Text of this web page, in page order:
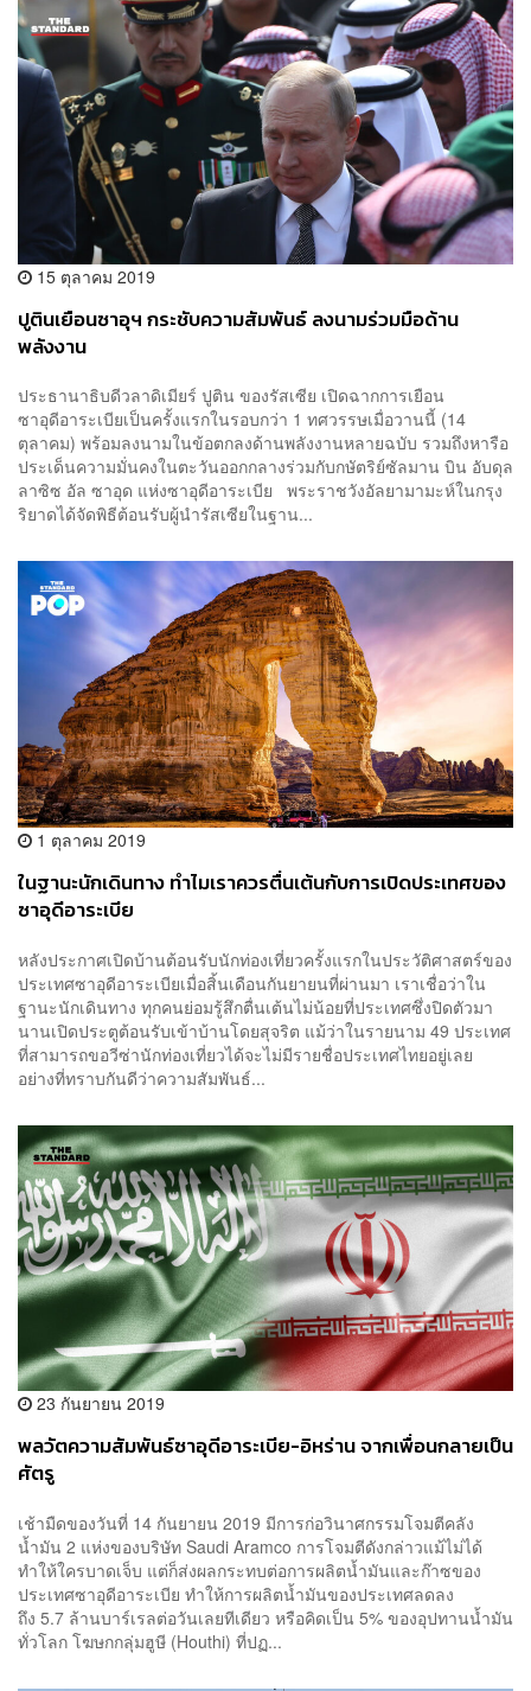
15 ตุลาคม 2019
ปูตินเยือนซาอุฯ กระชับความสัมพันธ์ ลงนามร่วมมือด้าน
พลังงาน
ประธานาธิบดีวลาดิเมียร์ ปูติน ของรัสเซีย เปิดฉากการเยือน
ซาอุดีอาระเบียเป็นครั้งแรกในรอบกว่า 1 ทศวรรษเมื่อวานนี้ (14
ตุลาคม) พร้อมลงนามในข้อตกลงด้านพลังงานหลายฉบับ รวมถึงหารือ
ประเด็นความมั่นคงในตะวันออกกลางร่วมกับกษัตริย์ซัลมาน บิน อับดุล
ลาซิซ อัล ซาอุด แห่งซาอุดีอาระเบีย พระราชวังอัลยามามะห์ในกรุง
ริยาดได้จัดพิธีต้อนรับผู้นำรัสเซียในฐาน...
1 ตุลาคม 2019
ในฐานะนักเดินทาง ทำไมเราควรตื่นเต้นกับการเปิดประเทศของ
ซาอุดีอาระเบีย
หลังประกาศเปิดบ้านต้อนรับนักท่องเที่ยวครั้งแรกในประวัติศาสตร์ของ
ประเทศซาอุดีอาระเบียเมื่อสิ้นเดือนกันยายนที่ผ่านมา เราเชื่อว่าใน
ฐานะนักเดินทาง ทุกคนย่อมรู้สึกตื่นเต้นไม่น้อยที่ประเทศซึ่งปิดตัวมา
นานเปิดประตูต้อนรับเข้าบ้านโดยสุจริต แม้ว่าในรายนาม 49 ประเทศ
ที่สามารถขอวีซ่านักท่องเที่ยวได้จะไม่มีรายชื่อประเทศไทยอยู่เลย
อย่างที่ทราบกันดีว่าความสัมพันธ์...
23 กันยายน 2019
พลวัตความสัมพันธ์ซาอุดีอาระเบีย-อิหร่าน จากเพื่อนกลายเป็น
ศัตรู
เช้ามืดของวันที่ 14 กันยายน 2019 มีการก่อวินาศกรรมโจมตีคลัง
น้ำมัน 2 แห่งของบริษัท Saudi Aramco การโจมตีดังกล่าวแม้ไม่ได้
ทำให้ใครบาดเจ็บ แต่ก็ส่งผลกระทบต่อการผลิตน้ำมันและก๊าซของ
ประเทศซาอุดีอาระเบีย ทำให้การผลิตน้ำมันของประเทศลดลง
ถึง 5.7 ล้านบาร์เรลต่อวันเลยทีเดียว หรือคิดเป็น 5% ของอุปทานน้ำมัน
ทั่วโลก โฆษกกลุ่มฮูษี (Houthi) ที่ปฏ...